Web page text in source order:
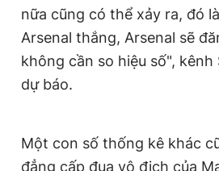
nữa cũng có thể xảy ra, đó
Arsenal thắng, Arsenal sẽ
không cần so hiệu số",
dự báo.
Một con số thống kê khác
đẳng cấp đua vô địch của